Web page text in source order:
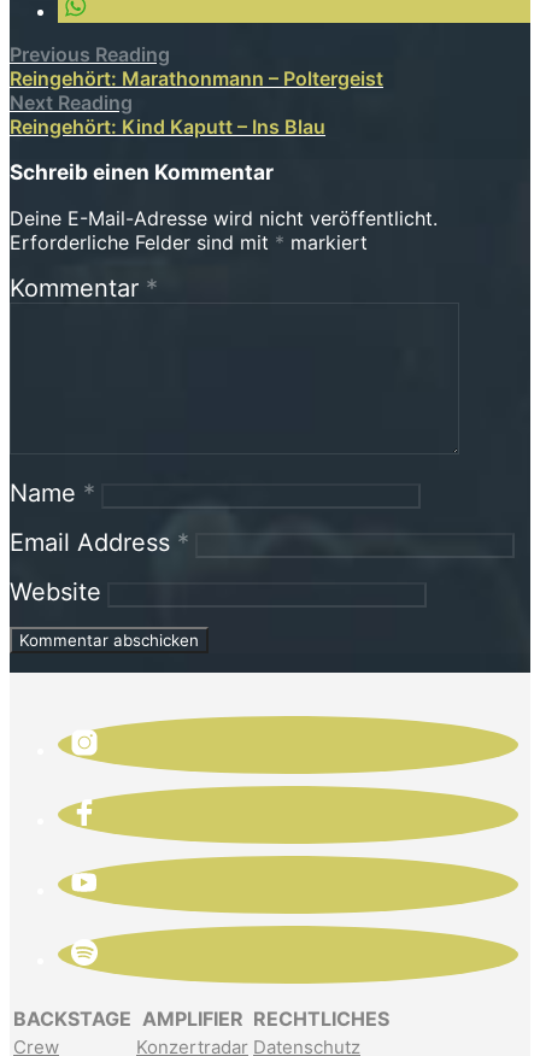
Previous Reading
Reingehört: Marathonmann – Poltergeist
Next Reading
Reingehört: Kind Kaputt – Ins Blau
Schreib einen Kommentar
Deine E-Mail-Adresse wird nicht veröffentlicht.
Erforderliche Felder sind mit * markiert
Kommentar *
Name *
Email Address *
Website
BACKSTAGE AMPLIFIER RECHTLICHES
Crew Konzertradar Datenschutz